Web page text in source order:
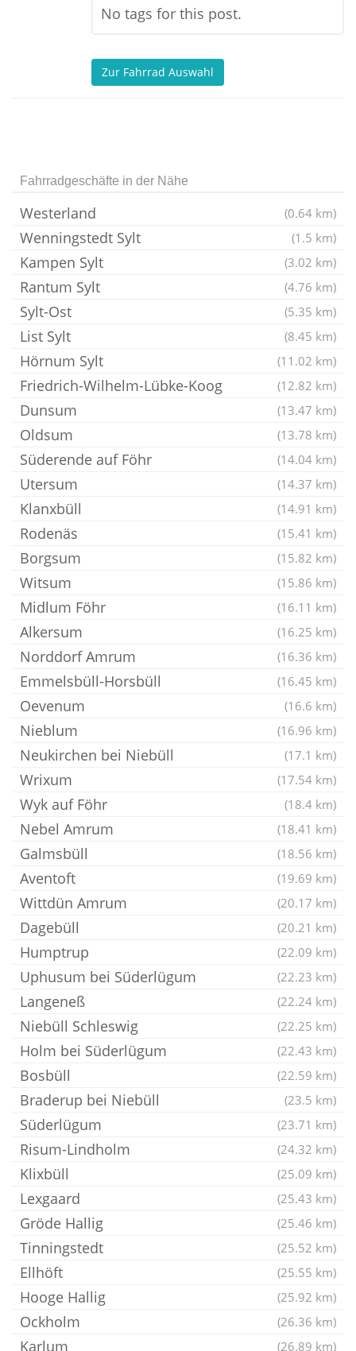
No tags for this post.
Zur Fahrrad Auswahl
Fahrradgeschäfte in der Nähe
Westerland (0.64 km)
Wenningstedt Sylt (1.5 km)
Kampen Sylt (3.02 km)
Rantum Sylt (4.76 km)
Sylt-Ost (5.35 km)
List Sylt (8.45 km)
Hörnum Sylt (11.02 km)
Friedrich-Wilhelm-Lübke-Koog (12.82 km)
Dunsum (13.47 km)
Oldsum (13.78 km)
Süderende auf Föhr (14.04 km)
Utersum (14.37 km)
Klanxbüll (14.91 km)
Rodenäs (15.41 km)
Borgsum (15.82 km)
Witsum (15.86 km)
Midlum Föhr (16.11 km)
Alkersum (16.25 km)
Norddorf Amrum (16.36 km)
Emmelsbüll-Horsbüll (16.45 km)
Oevenum (16.6 km)
Nieblum (16.96 km)
Neukirchen bei Niebüll (17.1 km)
Wrixum (17.54 km)
Wyk auf Föhr (18.4 km)
Nebel Amrum (18.41 km)
Galmsbüll (18.56 km)
Aventoft (19.69 km)
Wittdün Amrum (20.17 km)
Dagebüll (20.21 km)
Humptrup (22.09 km)
Uphusum bei Süderlügum (22.23 km)
Langeneß (22.24 km)
Niebüll Schleswig (22.25 km)
Holm bei Süderlügum (22.43 km)
Bosbüll (22.59 km)
Braderup bei Niebüll (23.5 km)
Süderlügum (23.71 km)
Risum-Lindholm (24.32 km)
Klixbüll (25.09 km)
Lexgaard (25.43 km)
Gröde Hallig (25.46 km)
Tinningstedt (25.52 km)
Ellhöft (25.55 km)
Hooge Hallig (25.92 km)
Ockholm (26.36 km)
Karlum (26.89 km)